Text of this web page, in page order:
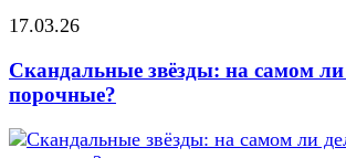
17.03.26
Скандальные звёзды: на самом ли
порочные?